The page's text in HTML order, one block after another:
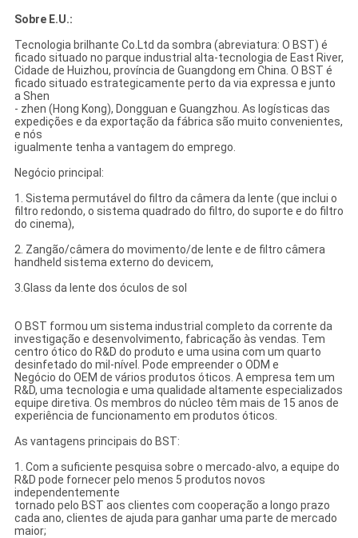
Sobre E.U.:
Tecnologia brilhante Co.Ltd da sombra (abreviatura: O BST) é
ficado situado no parque industrial alta-tecnologia de East River,
Cidade de Huizhou, província de Guangdong em China. O BST é
ficado situado estrategicamente perto da via expressa e junto
a Shen
- zhen (Hong Kong), Dongguan e Guangzhou. As logísticas das
expedições e da exportação da fábrica são muito convenientes,
e nós
igualmente tenha a vantagem do emprego.
Negócio principal:
1. Sistema permutável do filtro da câmera da lente (que inclui o
filtro redondo, o sistema quadrado do filtro, do suporte e do filtro
do cinema),
2. Zangão/câmera do movimento/de lente e de filtro câmera
handheld sistema externo do devicem,
3.Glass da lente dos óculos de sol
O BST formou um sistema industrial completo da corrente da
investigação e desenvolvimento, fabricação às vendas. Tem
centro ótico do R&D do produto e uma usina com um quarto
desinfetado do mil-nível. Pode empreender o ODM e
Negócio do OEM de vários produtos óticos. A empresa tem um
R&D, uma tecnologia e uma qualidade altamente especializados
equipe diretiva. Os membros do núcleo têm mais de 15 anos de
experiência de funcionamento em produtos óticos.
As vantagens principais do BST:
1. Com a suficiente pesquisa sobre o mercado-alvo, a equipe do
R&D pode fornecer pelo menos 5 produtos novos
independentemente
tornado pelo BST aos clientes com cooperação a longo prazo
cada ano, clientes de ajuda para ganhar uma parte de mercado
maior;